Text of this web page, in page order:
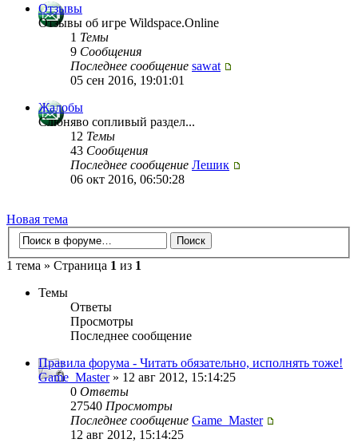
Отзывы
Отзывы об игре Wildspace.Online
1 Темы
9 Сообщения
Последнее сообщение sawat
05 сен 2016, 19:01:01
Жалобы
Слюняво сопливый раздел...
12 Темы
43 Сообщения
Последнее сообщение Лешик
06 окт 2016, 06:50:28
Новая тема
1 тема » Страница 1 из 1
Темы
Ответы
Просмотры
Последнее сообщение
Правила форума - Читать обязательно, исполнять тоже!
Game_Master» 12 авг 2012, 15:14:25
0 Ответы
27540 Просмотры
Последнее сообщение Game_Master
12 авг 2012, 15:14:25